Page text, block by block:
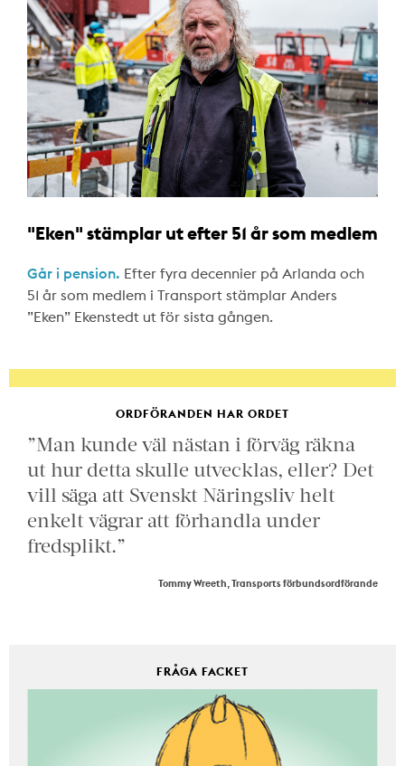
"Eken" stämplar ut efter 51 år som medlem
Går i pension. Efter fyra decennier på Arlanda och
51 år som medlem i Transport stämplar Anders
”Eken” Ekenstedt ut för sista gången.
ORDFÖRANDEN HAR ORDET
”Man kunde väl nästan i förväg räkna
ut hur detta skulle utvecklas, eller? Det
vill säga att Svenskt Näringsliv helt
enkelt vägrar att förhandla under
fredsplikt.”
Tommy Wreeth, Transports förbundsordförande
FRÅGA FACKET